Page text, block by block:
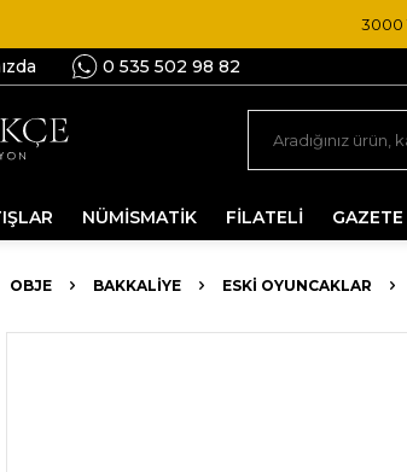
3000
0 535 502 98 82
NÜMİSMATİK FİLATELİ GAZETE
OBJE BAKKALIYE ESKI OYUNCAKLAR